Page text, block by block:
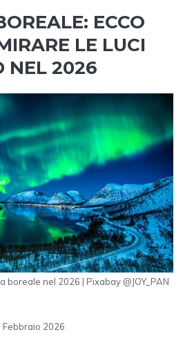
ECCO
LE LUCI
NEL 2026
boreale nel 2026 | Pixabay @JOY_PAN
Febbraio 2026